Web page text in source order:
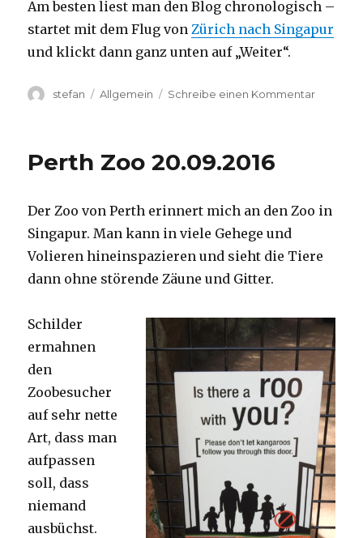
Am besten liest man den Blog chronologisch –
startet mit dem Flug vonZürich nach Singapur
und klickt dann ganz unten auf „Weiter“.
Autor
stefan Kategorien
Allgemein Schreibe einen Kommentarzu
Perth
Perth Zoo 20.09.2016
Der Zoo von Perth erinnert mich an den Zoo in
Singapur. Man kann in viele Gehege und
Volieren hineinspazieren und sieht die Tiere
dann ohne störende Zäune und Gitter.
Schilder
ermahnen
den
Zoobesucher
auf sehr nette
Art, dass man
aufpassen
soll, dass
niemand
ausbüchst.